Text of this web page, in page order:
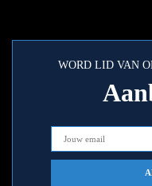
WORD LID VAN